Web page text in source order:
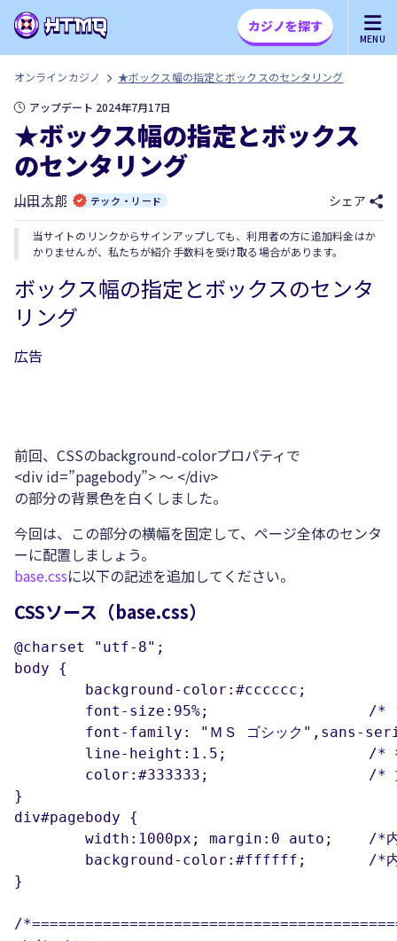
MENU
カジノを探す
オンラインカジノ
★ボックス幅の指定とボックスのセンタリング
アップデート 2024年7月17日
★ボックス幅の指定とボックス
のセンタリング
山田 太郎 テック・リード シェア
当サイトのリンクからサインアップしても、利用者の方に追加料金はか
かりませんが、私たちが紹介手数料を受け取る場合があります。
ボックス幅の指定とボックスのセンタ
リング
広告
前回、CSSのbackground-colorプロパティで
<div id=”pagebody”> ～ </div>
の部分の背景色を白くしました。
今回は、この部分の横幅を固定して、ページ全体のセンタ
ーに配置しましょう。
base.cssに以下の記述を追加してください。
CSSソース（base.css）
@charset "utf-8";
body {
}
div#pagebody {
}
/